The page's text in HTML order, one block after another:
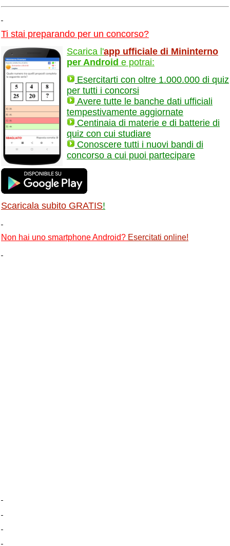
Ti stai preparando per un concorso?
Scarica l'app ufficiale di Mininterno
per Android e potrai:
Esercitarti con oltre 1.000.000 di quiz
per tutti i concorsi
Avere tutte le banche dati ufficiali
tempestivamente aggiornate
Centinaia di materie e di batterie di
quiz con cui studiare
Conoscere tutti i nuovi bandi di
concorso a cui puoi partecipare
Scaricala subito GRATIS!
Non hai uno smartphone Android? Esercitati online!